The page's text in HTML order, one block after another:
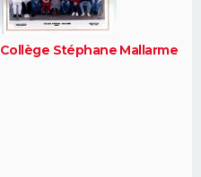
Collège Stéphane Mallarme